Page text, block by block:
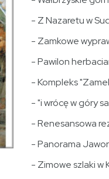
- Z Nazaretu w
- Zamkowe
- Pawilon
- Kompleks
- "i wrócę w góry
- Renesansowa
- Panorama
- Zimowe szlaki w